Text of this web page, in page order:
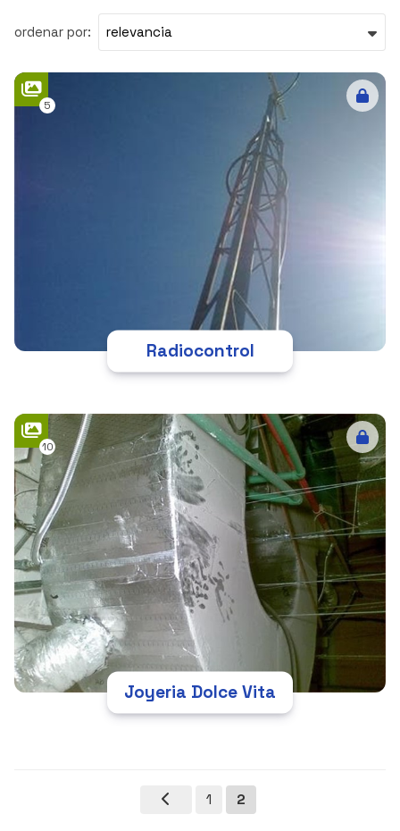
ordenar por:
Radiocontrol
5
Joyeria Dolce Vita
10
1 2